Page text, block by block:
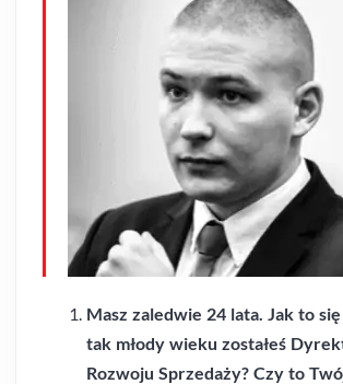
Masz zaledwie 24 lata. Jak to
tak młody wieku zostałeś
Rozwoju Sprzedaży? Czy to